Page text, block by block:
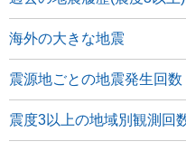
海外の大きな地震
震源地ごとの地震発生回数
震度3以上の地域別観測回